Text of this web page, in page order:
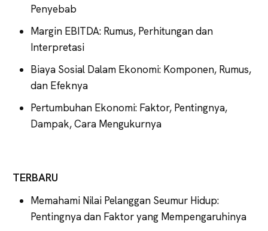
Penyebab
Margin EBITDA: Rumus, Perhitungan dan
Interpretasi
Biaya Sosial Dalam Ekonomi: Komponen, Rumus,
dan Efeknya
Pertumbuhan Ekonomi: Faktor, Pentingnya,
Dampak, Cara Mengukurnya
TERBARU
Memahami Nilai Pelanggan Seumur Hidup:
Pentingnya dan Faktor yang Mempengaruhinya